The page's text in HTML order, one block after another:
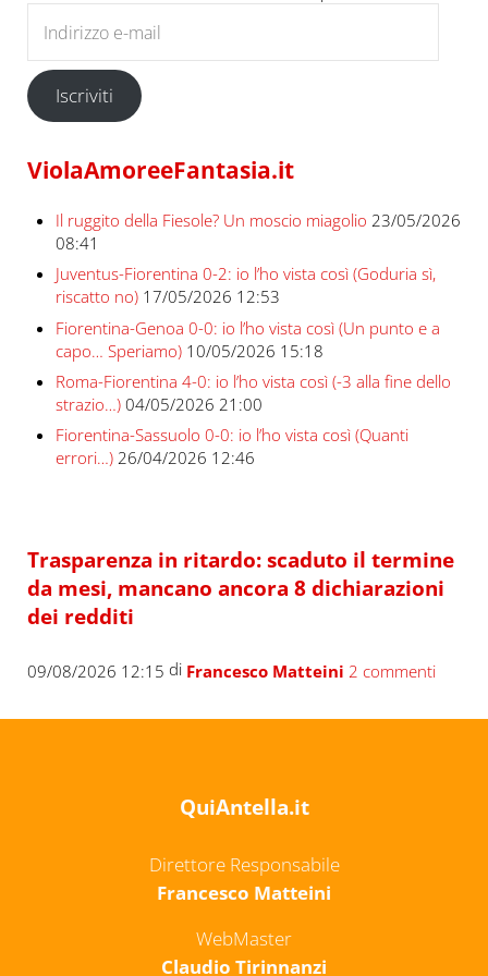
Iscriviti
ViolaAmoreeFantasia.it
Il ruggito della Fiesole? Un moscio miagolio 23/05/2026
08:41
Juventus-Fiorentina 0-2: io l’ho vista così (Goduria sì,
riscatto no) 17/05/2026 12:53
Fiorentina-Genoa 0-0: io l’ho vista così (Un punto e a
capo… Speriamo) 10/05/2026 15:18
Roma-Fiorentina 4-0: io l’ho vista così (-3 alla fine dello
strazio…) 04/05/2026 21:00
Fiorentina-Sassuolo 0-0: io l’ho vista così (Quanti
errori…) 26/04/2026 12:46
Trasparenza in ritardo: scaduto il termine
da mesi, mancano ancora 8 dichiarazioni
dei redditi
09/08/2026 12:15 di Francesco Matteini 2 commenti
QuiAntella.it
Direttore Responsabile
Francesco Matteini
WebMaster
Claudio Tirinnanzi